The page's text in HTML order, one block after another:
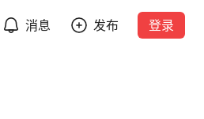
消息 发布 登录